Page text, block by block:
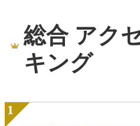
総合 アク
キング